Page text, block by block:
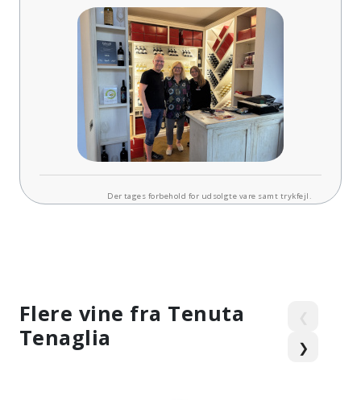
Der tages forbehold for udsolgte vare samt trykfejl.
Flere vine fra Tenuta
Tenaglia
❯